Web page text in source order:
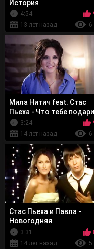
История
4:54
13 лет назад
6
Мила Нитич feat. Стас
Пьеха - Что тебе
3:24
14 лет назад
6
Стас Пьеха и Павла -
Новогодняя
3:31
14 лет назад
5